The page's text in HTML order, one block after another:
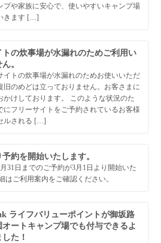
プや家族に安心で、使いやすいキャンプ場
きます […]
トの炊事場が水漏れのためご利用い
。
イトの炊事場が水漏れのためお使いいただ
旧のめどは立っておりません。お客さまに
かけしております。 このような状況のた
にフリーサイトをご予約されているお客様
ルされる […]
約を開始いたします。
31日までのご予約が3月1日より開始いた
はご利用案内をご確認ください。
ライフバリューポイントが御坂路
オートキャンプ場でも付与できるよ
た！